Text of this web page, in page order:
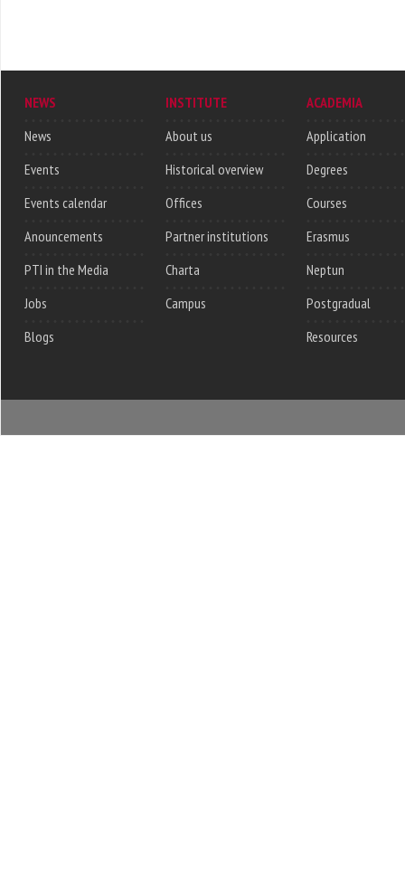
NEWS
News
Events
Events calendar
Anouncements
PTI in the Media
Jobs
Blogs
INSTITUTE
About us
Historical overview
Offices
Partner institutions
Charta
Campus
ACADEMIA
Application
Degrees
Courses
Erasmus
Neptun
Postgradual
Resources